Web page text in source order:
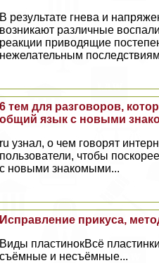
В результате гнева и
возникают различные
реакции приводящие
нежелательным
6 тем для разговоров,
общий язык с новыми
ru узнал, о чем говорят
пользователи, чтобы
с новыми знакомыми...
Исправление прикуса,
Виды пластинокВсё
съёмные и несъёмные...